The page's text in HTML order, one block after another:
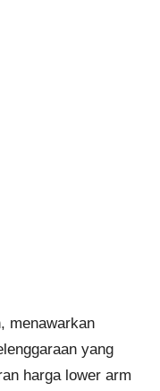
menawarkan
yang
harga lower arm